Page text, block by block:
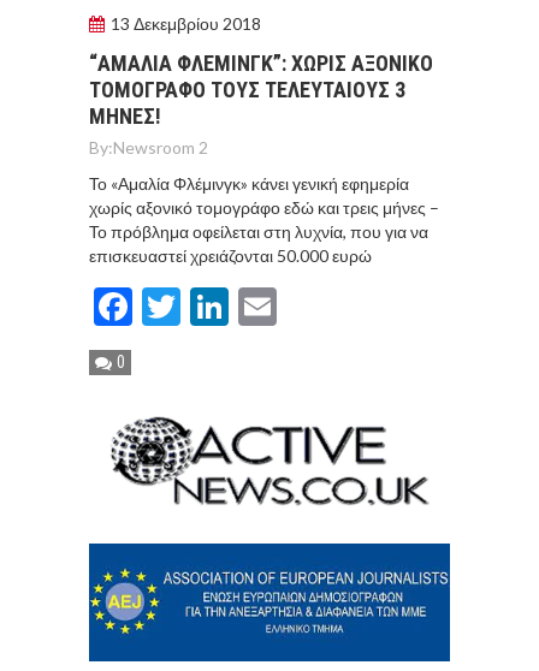
13 Δεκεμβρίου 2018
“ΑΜΑΛΙΑ ΦΛΕΜΙΝΓΚ”: ΧΩΡΙΣ ΑΞΟΝΙΚΟ
ΤΟΜΟΓΡΑΦΟ ΤΟΥΣ ΤΕΛΕΥΤΑΙΟΥΣ 3
ΜΗΝΕΣ!
By:Newsroom 2
Το «Αμαλία Φλέμινγκ» κάνει γενική εφημερία
χωρίς αξονικό τομογράφο εδώ και τρεις μήνες –
Το πρόβλημα οφείλεται στη λυχνία, που για να
επισκευαστεί χρειάζονται 50.000 ευρώ
Facebook
TwitterLinkedIn
0